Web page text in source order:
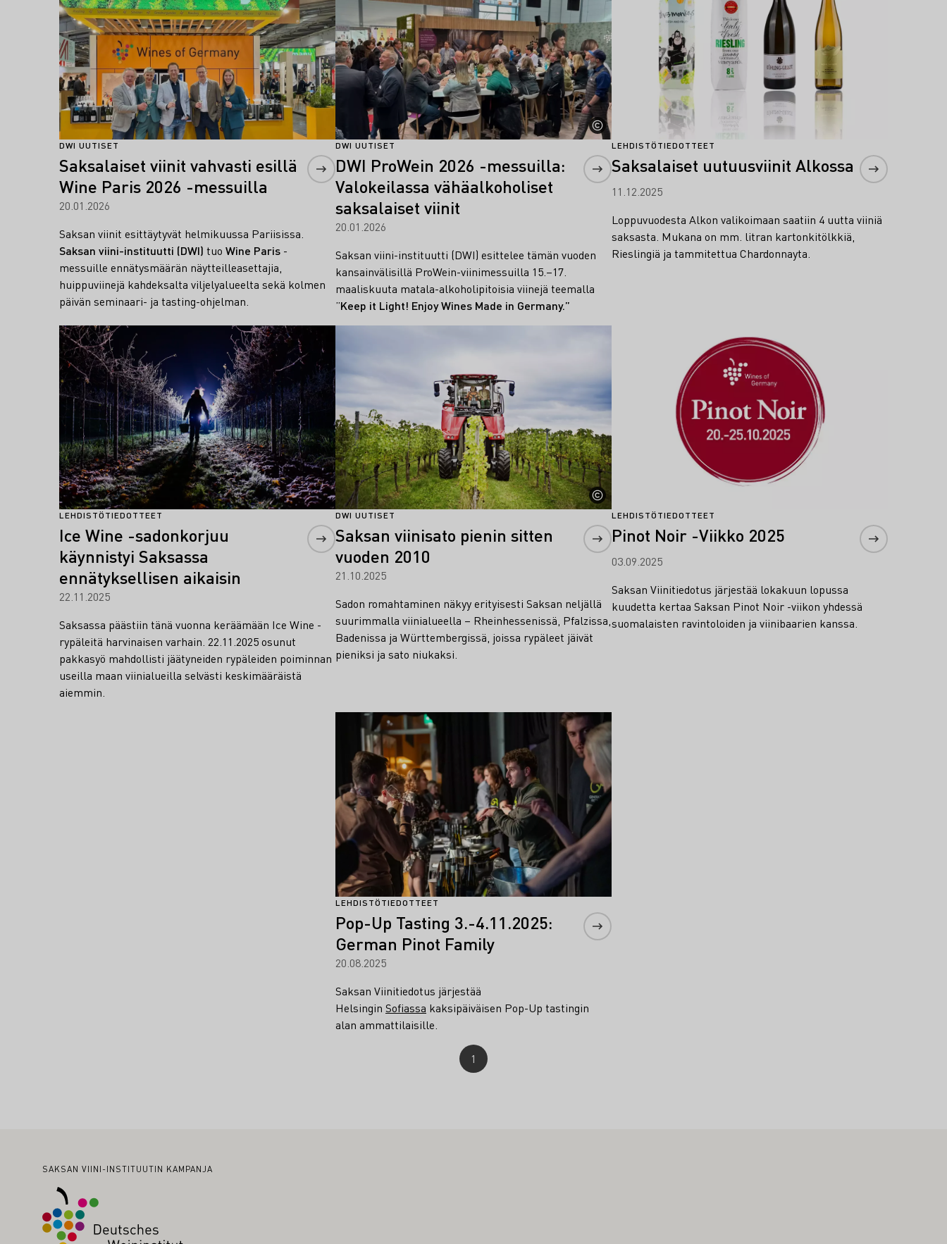
DWI UUTISET
Saksalaiset viinit vahvasti esillä
Wine Paris 2026 -messuilla
20.01.2026
Saksan viinit esittäytyvät helmikuussa Pariisissa.
Saksan viini-instituutti (DWI) tuoWine Paris -
messuille ennätysmäärän näytteilleasettajia,
huippuviinejä kahdeksalta viljelyalueelta sekä kolmen
päivän seminaari- ja tasting-ohjelman.
DWI UUTISET
DWI ProWein 2026 -messuilla:
Valokeilassa vähäalkoholiset
saksalaiset viinit
20.01.2026
Saksan viini-instituutti (DWI) esittelee tämän vuoden
kansainvälisillä ProWein-viinimessuilla 15.–17.
maaliskuuta matala-alkoholipitoisia viinejä teemalla
”Keep it Light! Enjoy Wines Made in Germany.”
LEHDISTÖTIEDOTTEET
Saksalaiset uutuusviinit Alkossa
11.12.2025
Loppuvuodesta Alkon valikoimaan saatiin 4 uutta viiniä
saksasta. Mukana on mm. litran kartonkitölkkiä,
Rieslingiä ja tammitettua Chardonnayta.
LEHDISTÖTIEDOTTEET
Ice Wine -sadonkorjuu
käynnistyi Saksassa
ennätyksellisen aikaisin
22.11.2025
Saksassa päästiin tänä vuonna keräämään Ice Wine -
rypäleitä harvinaisen varhain. 22.11.2025 osunut
pakkasyö mahdollisti jäätyneiden rypäleiden poiminnan
useilla maan viinialueilla selvästi keskimääräistä
aiemmin.
Lue lisää
DWI UUTISET
Saksan viinisato pienin sitten
vuoden 2010
21.10.2025
Sadon romahtaminen näkyy erityisesti Saksan neljällä
suurimmalla viinialueella – Rheinhessenissä, Pfalzissa,
Badenissa ja Württembergissä, joissa rypäleet jäivät
pieniksi ja sato niukaksi.
LEHDISTÖTIEDOTTEET
Pinot Noir -Viikko 2025
03.09.2025
Saksan Viinitiedotus järjestää lokakuun lopussa
kuudetta kertaa Saksan Pinot Noir -viikon yhdessä
suomalaisten ravintoloiden ja viinibaarien kanssa.
LEHDISTÖTIEDOTTEET
Pop-Up Tasting 3.-4.11.2025:
German Pinot Family
20.08.2025
Saksan Viinitiedotus järjestää
Helsingin Sofiassa kaksipäiväisen Pop-Up tastingin
alan ammattilaisille.
Lue lisää
1
Alatunniste
SAKSAN VIINI-INSTITUUTIN KAMPANJA